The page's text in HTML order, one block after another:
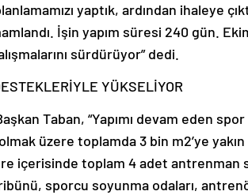
yaptık, ardından ihaleye
İşin yapım süresi 240 gün.
sürdürüyor” dedi.
YÜKSELİYOR
Taban, “Yapımı devam eden
üzere toplamda 3 bin m2’ye
içerisinde toplam 4 adet antrenman
sporcu soyunma odaları,